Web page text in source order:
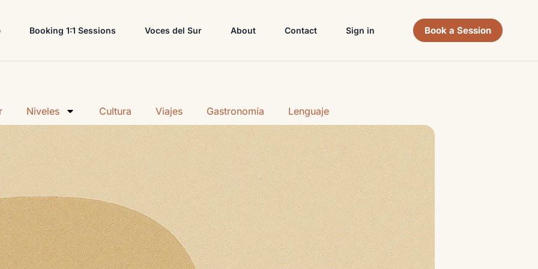
Booking 1:1 Sessions Voces del Sur About Contact Sign in Book a Session
Niveles Cultura Viajes Gastronomía Lenguaje